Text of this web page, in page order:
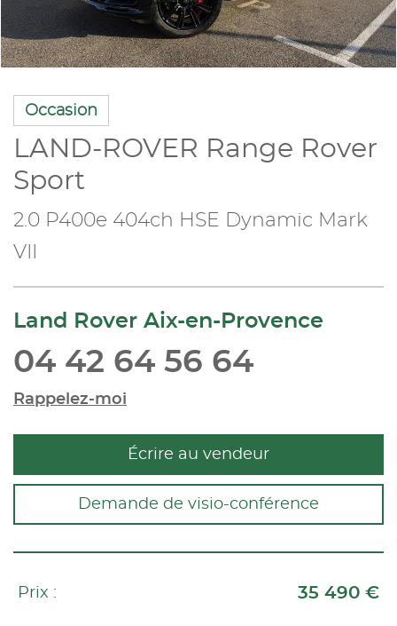
Occasion
LAND-ROVER Range Rover
Sport
2.0 P400e 404ch HSE Dynamic Mark
VII
Land Rover Aix-en-Provence
04 42 64 56 64
Rappelez-moi
Écrire au vendeur
Demande de visio-conférence
Prix : 35 490 €